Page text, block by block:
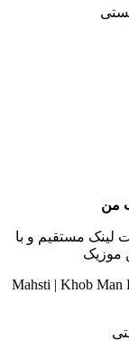
من
مستقیم و با
موزیک
Mahsti | Khob Man